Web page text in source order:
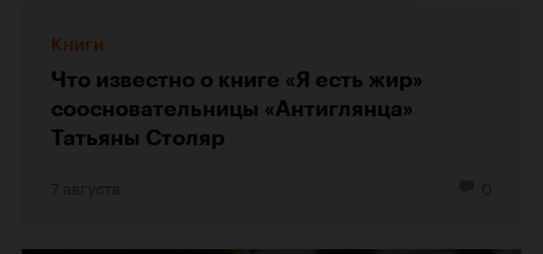
Книги
Что известно о книге «Я есть жир»
соосновательницы «Антиглянца»
Татьяны Столяр